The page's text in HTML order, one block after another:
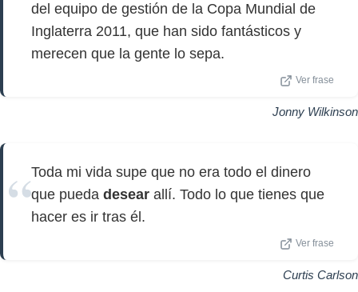
del equipo de gestión de la Copa Mundial de
Inglaterra 2011, que han sido fantásticos y
merecen que la gente lo sepa.
Ver frase
Jonny Wilkinson
Toda mi vida supe que no era todo el dinero
que pueda desear allí. Todo lo que tienes que
hacer es ir tras él.
Ver frase
Curtis Carlson